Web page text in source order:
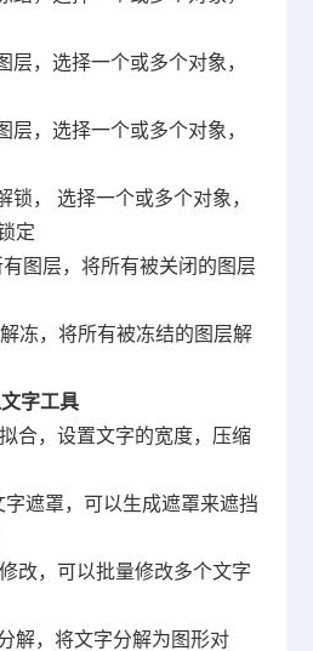
层，选择一个或多个对象，
层，选择一个或多个对象，
锁， 选择一个或多个对象，
定
有图层，将所有被关闭的图层
冻，将所有被冻结的图层解
字工具
合，设置文字的宽度，压缩
字遮罩，可以生成遮罩来遮挡
改，可以批量修改多个文字
解，将文字分解为图形对